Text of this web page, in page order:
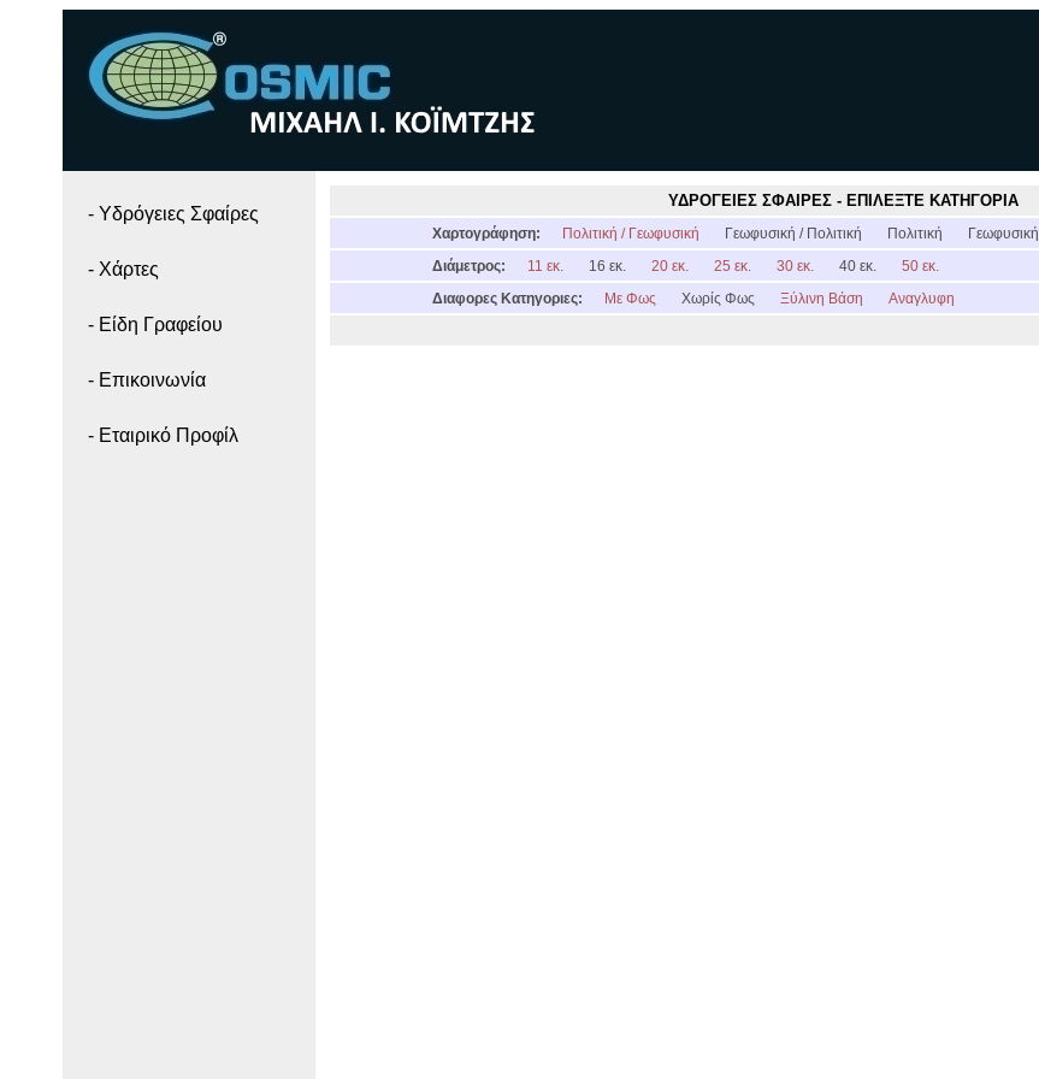
- Yδρόγειες Σφαίρες
- Χάρτες
- Είδη Γραφείου
- Επικοινωνία
- Εταιρικό Προφίλ
ΥΔΡΟΓΕΙΕΣ ΣΦΑΙΡΕΣ - ΕΠΙΛΕΞΤΕ ΚΑΤΗΓΟΡΙΑ
Χαρτογράφηση: Πολιτική / Γεωφυσική Γεωφυσική / Πολιτική Πολιτική Γεωφυσική
Διάμετρος:
11 εκ. 16 εκ. 20 εκ. 25 εκ. 30 εκ. 40 εκ.
50 εκ.
Διαφορες Κατηγοριες:
Με Φως Χωρίς Φως Ξύλινη Βάση Αναγλυφη